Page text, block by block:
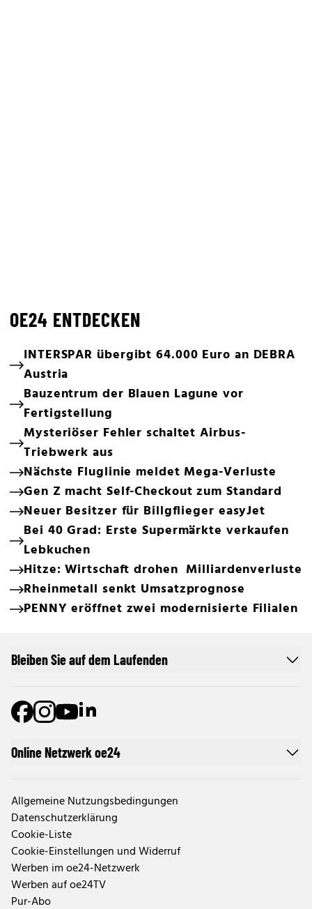
OE24 ENTDECKEN
INTERSPAR übergibt 64.000 Euro an DEBRA
Austria
Bauzentrum der Blauen Lagune vor
Fertigstellung
Mysteriöser Fehler schaltet Airbus-
Triebwerk aus
Nächste Fluglinie meldet Mega-Verluste
Gen Z macht Self-Checkout zum Standard
Neuer Besitzer für Billgflieger easyJet
Bei 40 Grad: Erste Supermärkte verkaufen
Lebkuchen
Hitze: Wirtschaft drohen Milliardenverluste
Rheinmetall senkt Umsatzprognose
PENNY eröffnet zwei modernisierte Filialen
Online Netzwerk oe24
Allgemeine Nutzungsbedingungen
Datenschutzerklärung
Cookie-Liste
Cookie-Einstellungen und Widerruf
Werben im oe24-Netzwerk
Werben auf oe24TV
Pur-Abo
Bleiben Sie auf dem Laufenden